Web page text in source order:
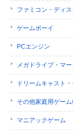
ファミコン・ディ
ゲームボーイ
PCエンジン
メガドライブ・マ
ドリームキャスト
その他家庭用ゲー
マニアックゲーム